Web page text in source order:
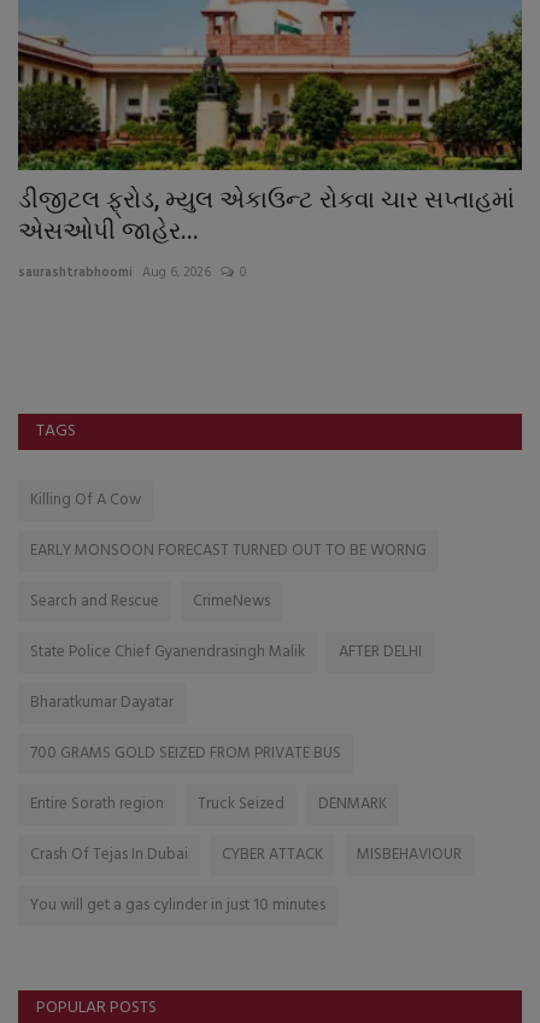
ડીજીટલ ફ્રોડ, મ્યુલ એકાઉન્ટ રોકવા ચાર સપ્તાહમાં
એસઓપી જાહેર...
saurashtrabhoomi Aug 6, 2026 0
TAGS
Killing Of A Cow
EARLY MONSOON FORECAST TURNED OUT TO BE WORNG
Search and Rescue
CrimeNews
State Police Chief Gyanendrasingh Malik
AFTER DELHI
Bharatkumar Dayatar
700 GRAMS GOLD SEIZED FROM PRIVATE BUS
Entire Sorath region
Truck Seized
DENMARK
Crash Of Tejas In Dubai
CYBER ATTACK
MISBEHAVIOUR
You will get a gas cylinder in just 10 minutes
POPULAR POSTS